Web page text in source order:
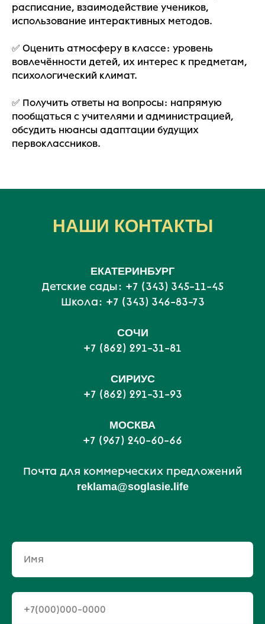
расписание, взаимодействие учеников,
использование интерактивных методов.
✅ Оценить атмосферу в классе: уровень
вовлечённости детей, их интерес к предметам,
психологический климат.
✅ Получить ответы на вопросы: напрямую
пообщаться с учителями и администрацией,
обсудить нюансы адаптации будущих
первоклассников.
НАШИ КОНТАКТЫ
ЕКАТЕРИНБУРГ
Детские сады: +7 (343) 345-11-45
Школа: +7 (343) 346-83-73
СОЧИ
+7 (862) 291-31-81
СИРИУС
+7 (862) 291-31-93
МОСКВА
+7 (967) 240-60-66
Почта для коммерческих предложений
reklama@soglasie.life
Имя
+7(000)000-0000